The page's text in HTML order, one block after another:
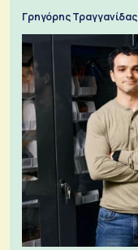
Γρηγόρης Τραγγανίδας